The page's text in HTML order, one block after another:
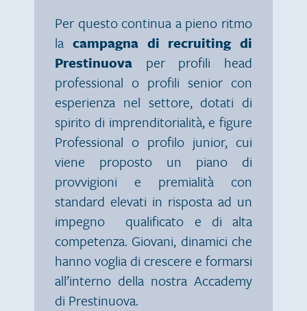
Per questo continua a pieno ritmo
la campagna di recruiting di
Prestinuova per profili head
professional o profili senior con
esperienza nel settore, dotati di
spirito di imprenditorialità, e figure
Professional o profilo junior, cui
viene proposto un piano di
provvigioni e premialità con
standard elevati in risposta ad un
impegno qualificato e di alta
competenza. Giovani, dinamici che
hanno voglia di crescere e formarsi
all’interno della nostra Accademy
di Prestinuova.